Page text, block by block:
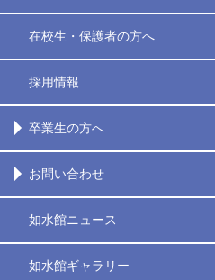
在校生・保護者の方へ
採用情報
卒業生の方へ
お問い合わせ
如水館ニュース
如水館ギャラリー